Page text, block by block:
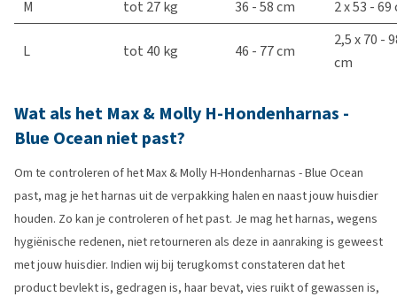
M tot 27 kg 36 - 58 cm 2 x 53 - 69
L tot 40 kg 46 - 77 cm
2,5 x 70 -
cm
Wat als het Max & Molly H-Hondenharnas -
Blue Ocean niet past?
Om te controleren of het Max & Molly H-Hondenharnas - Blue Ocean
past, mag je het harnas uit de verpakking halen en naast jouw huisdier
houden. Zo kan je controleren of het past. Je mag het harnas, wegens
hygiënische redenen, niet retourneren als deze in aanraking is geweest
met jouw huisdier. Indien wij bij terugkomst constateren dat het
product bevlekt is, gedragen is, haar bevat, vies ruikt of gewassen is,